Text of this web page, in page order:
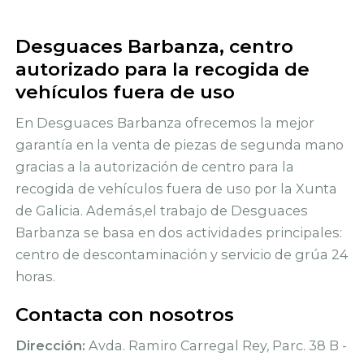
Desguaces Barbanza, centro
autorizado para la recogida de
vehículos fuera de uso
En Desguaces Barbanza ofrecemos la mejor
garantía en la venta de piezas de segunda mano
gracias a la autorización de centro para la
recogida de vehículos fuera de uso por la Xunta
de Galicia. Además,el trabajo de Desguaces
Barbanza se basa en dos actividades principales:
centro de descontaminación y servicio de grúa 24
horas.
Contacta con nosotros
Dirección: Avda. Ramiro Carregal Rey, Parc. 38 B -